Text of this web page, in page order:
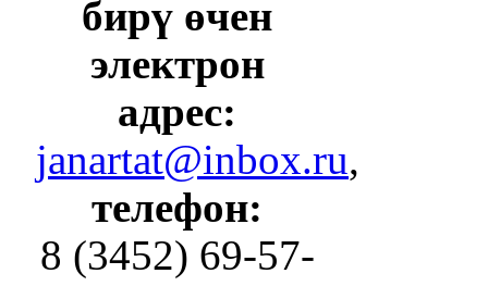
бирү өчен
электрон
адрес:
janartat@inbox.ru,
телефон:
8 (3452) 69-57-